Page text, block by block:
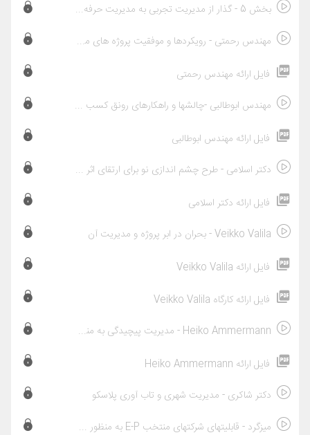
بخش 5 - گذار از مدیریت تجربی به مدیریت حرفه ای پروژه ها
مهندس رحمتی - رویکردها و موفقیت پروژه های مشارکتی آزاد راهی ایران
فایل ارائه مهندس رحمتی
مهندس ابوطالبی -چالشها و راهکارهای رونق کسب و کارهای پروژه محور از منظر بخش خصوصی
فایل ارائه مهندس ابوطالبی
دکتر اسلامی - طرح چشم اندازی نو برای ارتقای اثر بخشی مطالعات امکان سنجی پروژه
فایل ارائه دکتر اسلامی
Veikko Valila - بحران در ابر پروژه و مدیریت آن
فایل ارائه Veikko Valila
فایل ارائه کارگاه Veikko Valila
Heiko Ammermann - مدیریت پیچیدگی به منظور دستیابی به آرمان 2017 ایران
فایل ارائه Heiko Ammermann
دکتر شاکری - مدیریت شهری و تاب آوری پلاسکو
میزگرد - قابلیتهای شرکتهای منتخب E-P به منظور همکاریهای بین المللی